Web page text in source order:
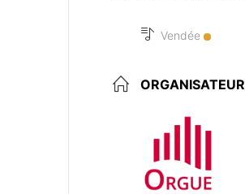
Vendée
ORGANISATEUR